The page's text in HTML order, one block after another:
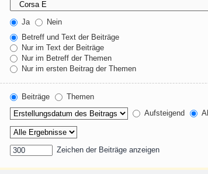
Ja
Nein
Betreff und Text der Beiträge
Nur im Text der Beiträge
Nur im Betreff der Themen
Nur im ersten Beitrag der Themen
Beiträge
Themen
Aufsteigend
Zeichen der Beiträge anzeigen